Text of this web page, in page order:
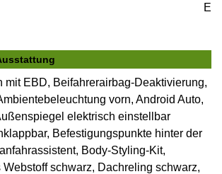
E
mit EBD, Beifahrerairbag-Deaktivierung,
vorn, Android Auto,
elektrisch einstellbar
Befestigungspunkte hinter der
Body-Styling-Kit,
schwarz, Dachreling schwarz,